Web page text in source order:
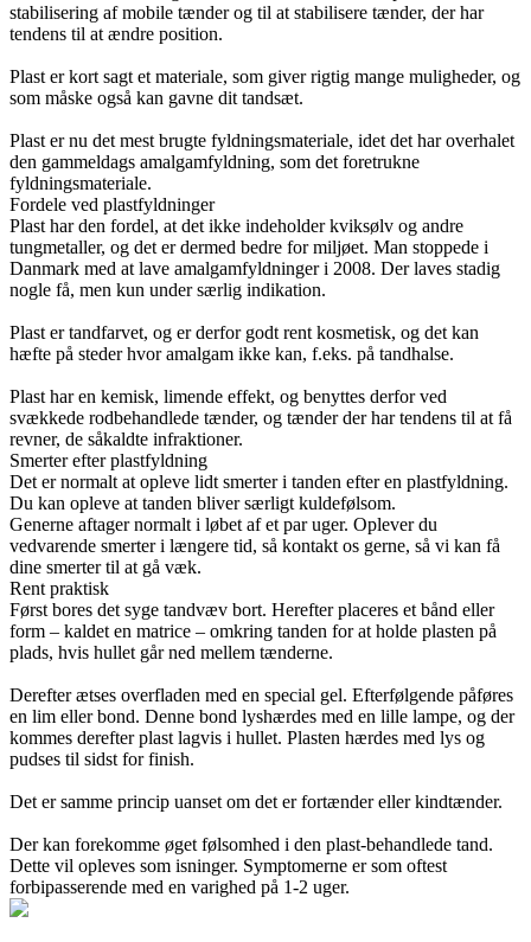
stabilisering af mobile tænder og til at stabilisere tænder, der har
tendens til at ændre position.
Plast er kort sagt et materiale, som giver rigtig mange muligheder, og
som måske også kan gavne dit tandsæt.
Plast er nu det mest brugte fyldningsmateriale, idet det har overhalet
den gammeldags amalgamfyldning, som det foretrukne
fyldningsmateriale.
Fordele ved plastfyldninger
Plast har den fordel, at det ikke indeholder kviksølv og andre
tungmetaller, og det er dermed bedre for miljøet. Man stoppede i
Danmark med at lave amalgamfyldninger i 2008. Der laves stadig
nogle få, men kun under særlig indikation.
Plast er tandfarvet, og er derfor godt rent kosmetisk, og det kan
hæfte på steder hvor amalgam ikke kan, f.eks. på tandhalse.
Plast har en kemisk, limende effekt, og benyttes derfor ved
svækkede rodbehandlede tænder, og tænder der har tendens til at få
revner, de såkaldte infraktioner.
Smerter efter plastfyldning
Det er normalt at opleve lidt smerter i tanden efter en plastfyldning.
Du kan opleve at tanden bliver særligt kuldefølsom.
Generne aftager normalt i løbet af et par uger. Oplever du
vedvarende smerter i længere tid, så kontakt os gerne, så vi kan få
dine smerter til at gå væk.
Rent praktisk
Først bores det syge tandvæv bort. Herefter placeres et bånd eller
form – kaldet en matrice – omkring tanden for at holde plasten på
plads, hvis hullet går ned mellem tænderne.
Derefter ætses overfladen med en special gel. Efterfølgende påføres
en lim eller bond. Denne bond lyshærdes med en lille lampe, og der
kommes derefter plast lagvis i hullet. Plasten hærdes med lys og
pudses til sidst for finish.
Det er samme princip uanset om det er fortænder eller kindtænder.
Der kan forekomme øget følsomhed i den plast-behandlede tand.
Dette vil opleves som isninger. Symptomerne er som oftest
forbipasserende med en varighed på 1-2 uger.